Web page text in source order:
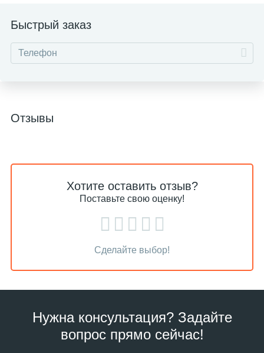
Быстрый заказ
Отзывы
Хотите оставить отзыв?
Поставьте свою оценку!
Сделайте выбор!
Нужна консультация? Задайте
вопрос прямо сейчас!